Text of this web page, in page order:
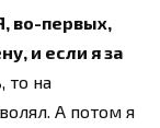
во-первых,
и если я за
, то на
А потом я